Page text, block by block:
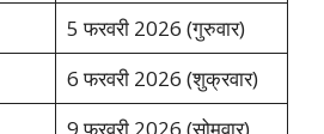
5 फरवरी 2026 (गुरुवार)
6 फरवरी 2026 (शुक्रवार)
9 फरवरी 2026 (सोमवार)